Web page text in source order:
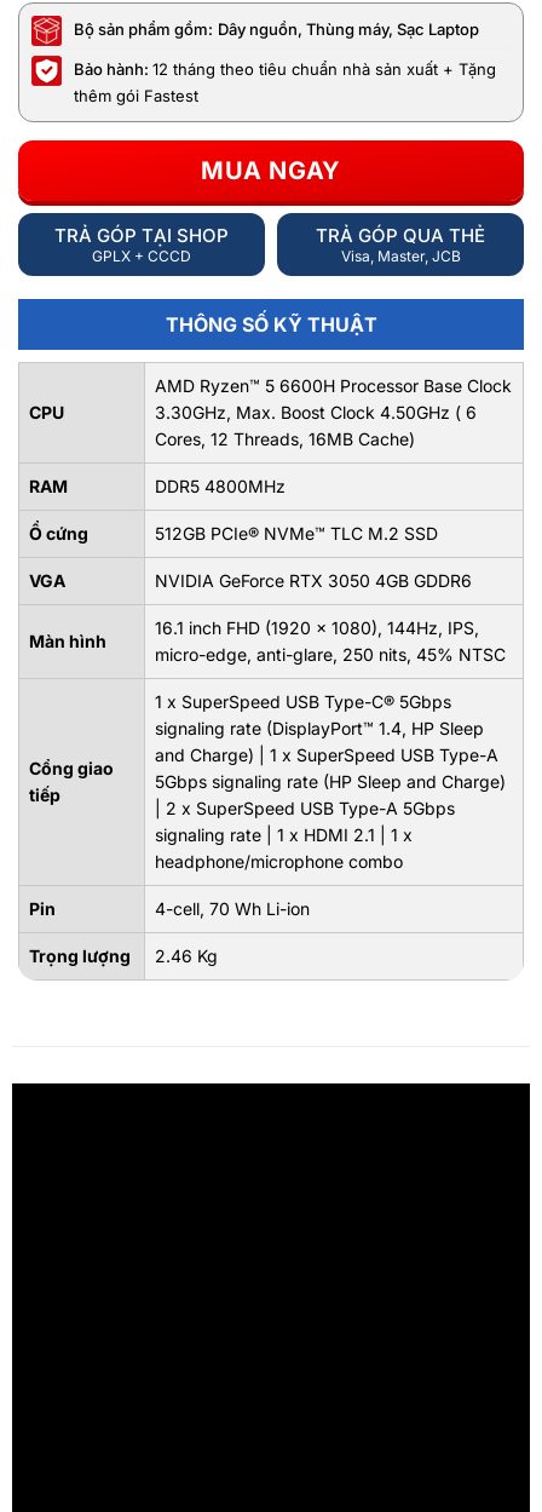
Bộ sản phẩm gồm: Dây nguồn, Thùng máy, Sạc Laptop
Bảo hành: 12 tháng theo tiêu chuẩn nhà sản xuất + Tặng
thêm gói Fastest
MUA NGAY
TRẢ GÓP TẠI SHOP
GPLX + CCCD
TRẢ GÓP QUA THẺ
Visa, Master, JCB
THÔNG SỐ KỸ THUẬT
CPU
AMD Ryzen™ 5 6600H Processor Base Clock
3.30GHz, Max. Boost Clock 4.50GHz ( 6
Cores, 12 Threads, 16MB Cache)
RAM DDR5 4800MHz
Ổ cứng 512GB PCIe® NVMe™ TLC M.2 SSD
VGA NVIDIA GeForce RTX 3050 4GB GDDR6
Màn hình
16.1 inch FHD (1920 x 1080), 144Hz, IPS,
micro-edge, anti-glare, 250 nits, 45% NTSC
Cổng giao
tiếp
1 x SuperSpeed USB Type-C® 5Gbps
signaling rate (DisplayPort™ 1.4, HP Sleep
and Charge) | 1 x SuperSpeed USB Type-A
5Gbps signaling rate (HP Sleep and Charge)
| 2 x SuperSpeed USB Type-A 5Gbps
signaling rate | 1 x HDMI 2.1 | 1 x
headphone/microphone combo
Pin 4-cell, 70 Wh Li-ion
Trọng lượng 2.46 Kg